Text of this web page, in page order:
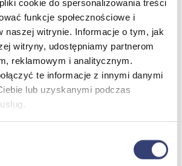
cookie do spersonalizowania treści
funkcje społecznościowe i
naszej witrynie. Informacje o tym, jak
witryny, udostępniamy partnerom
reklamowym i analitycznym.
te informacje z innymi danymi
lub uzyskanymi podczas